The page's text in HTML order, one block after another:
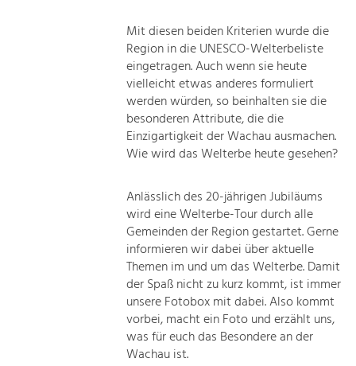
Mit diesen beiden Kriterien wurde die
Region in die UNESCO-Welterbeliste
eingetragen. Auch wenn sie heute
vielleicht etwas anderes formuliert
werden würden, so beinhalten sie die
besonderen Attribute, die die
Einzigartigkeit der Wachau ausmachen.
Wie wird das Welterbe heute gesehen?
Anlässlich des 20-jährigen Jubiläums
wird eine Welterbe-Tour durch alle
Gemeinden der Region gestartet. Gerne
informieren wir dabei über aktuelle
Themen im und um das Welterbe. Damit
der Spaß nicht zu kurz kommt, ist immer
unsere Fotobox mit dabei. Also kommt
vorbei, macht ein Foto und erzählt uns,
was für euch das Besondere an der
Wachau ist.